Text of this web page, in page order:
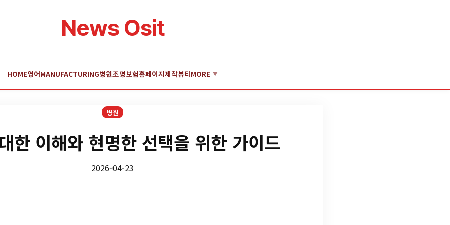
News Osit
HOME영어MANUFACTURING병원조명보험홈페이지제작뷰티MORE ▼
병원
한 이해와 현명한 선택을 위한 가이드
2026-04-23